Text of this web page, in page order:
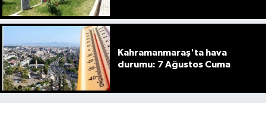
Kahramanmaraş'ta hava
durumu: 7 Ağustos Cuma